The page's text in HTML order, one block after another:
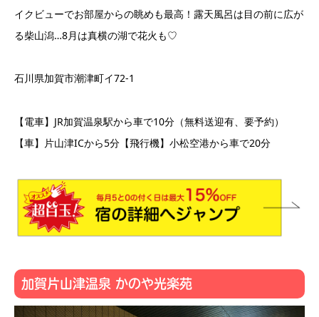
イクビューでお部屋からの眺めも最高！露天風呂は目の前に広が
る柴山潟…8月は真横の湖で花火も♡
石川県加賀市潮津町イ72-1
【電車】JR加賀温泉駅から車で10分（無料送迎有、要予約）
【車】片山津ICから5分【飛行機】小松空港から車で20分
加賀片山津温泉 かのや光楽苑